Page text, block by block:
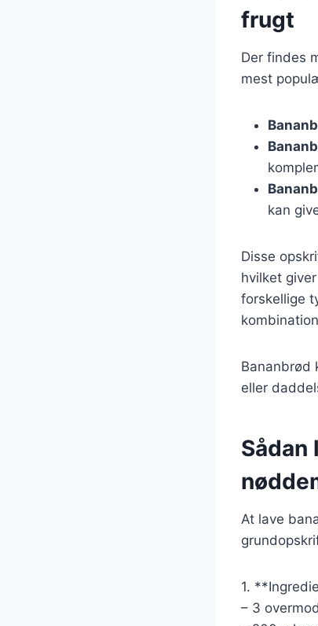
frugt
Der findes
mest
kan
Disse
hvilket
forskellige
Bananbrød
eller
Sådan
At lave
1.
– 3